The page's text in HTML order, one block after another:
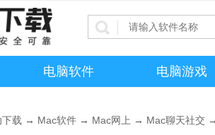
电脑软件 电脑游戏
载 → Mac软件 → Mac网上 → Mac聊天社交